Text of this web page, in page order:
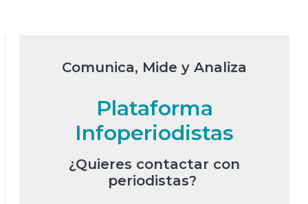
Comunica, Mide y Analiza
Plataforma
Infoperiodistas
¿Quieres contactar con
periodistas?